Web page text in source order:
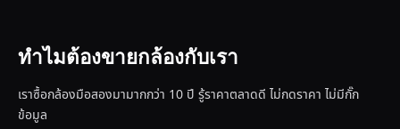
ทำไมต้องขายกล้องกับเรา
เราซื้อกล้องมือสองมามากกว่า 10 ปี รู้ราคาตลาดดี ไม่กดราคา ไม่มีกั๊ก
ข้อมูล